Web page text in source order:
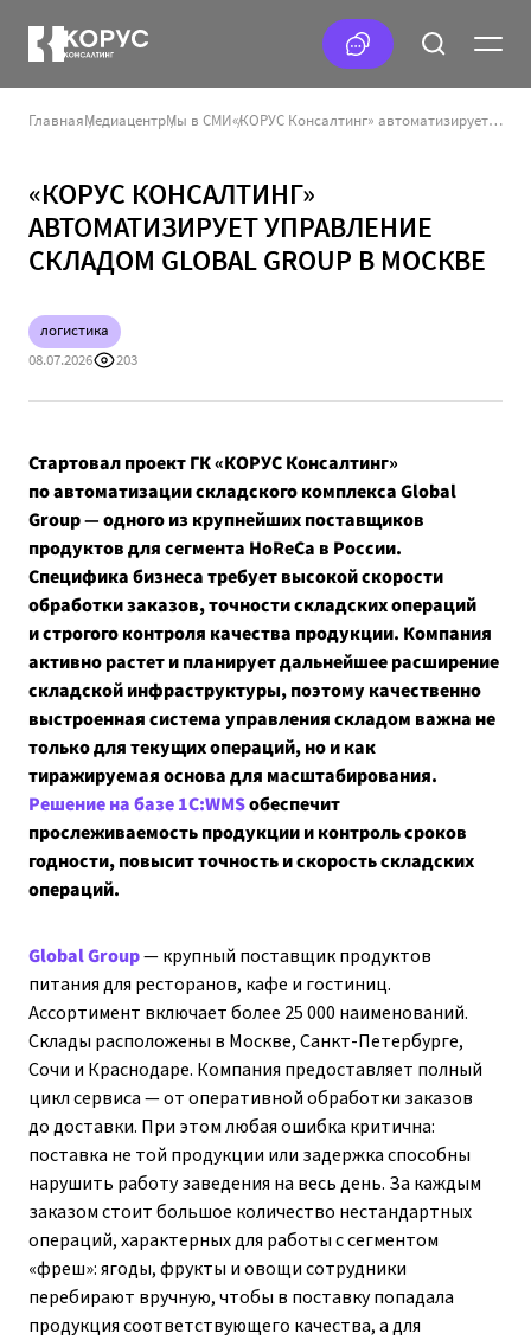
ГлавнаяМедиацентрМы в СМИ «КОРУС Консалтинг» автоматизирует управление складом Global Group в Москве
«КОРУС КОНСАЛТИНГ»
АВТОМАТИЗИРУЕТ УПРАВЛЕНИЕ
СКЛАДОМ GLOBAL GROUP В МОСКВЕ
логистика
08.07.2026
203
Стартовал проект ГК «КОРУС Консалтинг»
по автоматизации складского комплекса Global
Group — одного из крупнейших поставщиков
продуктов для сегмента HoReCa в России.
Специфика бизнеса требует высокой скорости
обработки заказов, точности складских операций
и строгого контроля качества продукции. Компания
активно растет и планирует дальнейшее расширение
складской инфраструктуры, поэтому качественно
выстроенная система управления складом важна не
только для текущих операций, но и как
тиражируемая основа для масштабирования.
Решение на базе 1С:WMSобеспечит
прослеживаемость продукции и контроль сроков
годности, повысит точность и скорость складских
операций.
Global Group— крупный поставщик продуктов
питания для ресторанов, кафе и гостиниц.
Ассортимент включает более 25 000 наименований.
Склады расположены в Москве, Санкт-Петербурге,
Сочи и Краснодаре. Компания предоставляет полный
цикл сервиса — от оперативной обработки заказов
до доставки. При этом любая ошибка критична:
поставка не той продукции или задержка способны
нарушить работу заведения на весь день. За каждым
заказом стоит большое количество нестандартных
операций, характерных для работы с сегментом
«фреш»: ягоды, фрукты и овощи сотрудники
перебирают вручную, чтобы в поставку попадала
продукция соответствующего качества, а для